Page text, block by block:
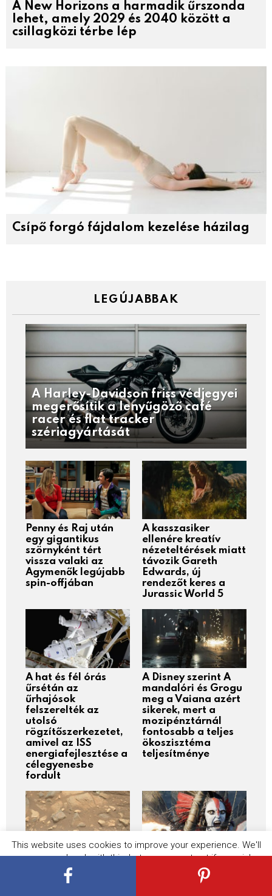
A New Horizons a harmadik űrszonda
lehet, amely 2029 és 2040 között a
csillagközi térbe lép
Csípő forgó fájdalom kezelése házilag
LEGÚJABBAK
A Harley-Davidson friss védjegyei
megerősítik a lenyűgöző café
racer és flat tracker
szériagyártását
Penny és Raj után
egy gigantikus
szörnyként tért
vissza valaki az
Agymenők legújabb
spin-offjában
A kasszasiker
ellenére kreatív
nézeteltérések miatt
távozik Gareth
Edwards, új
rendezőt keres a
Jurassic World 5
A hat és fél órás
űrsétán az
űrhajósok
felszerelték az
utolsó
rögzítőszerkezetet,
amivel az ISS
energiafejlesztése a
célegyenesbe
fordult
A Disney szerint A
mandalóri és Grogu
meg a Vaiana azért
sikerek, mert a
mozipénztárnál
fontosabb a teljes
ökoszisztéma
teljesítménye
A Mars láthatatlan
pora nem csupán
technikai akadály,
James Cameron a
karrierje lezárását
tervezi, az Avatar 4
This website uses cookies to improve your experience. We'll
assume you're ok with this, but you can opt-out if you wish.